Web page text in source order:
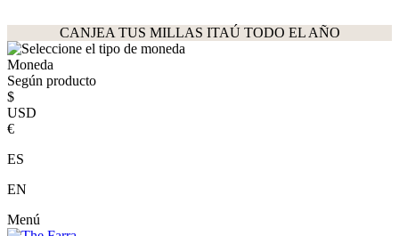
CANJEA TUS MILLAS ITAÚ TODO EL AÑO
Moneda
Según producto
$
USD
€
ES
EN
Menú